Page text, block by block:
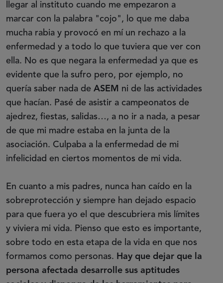
llegar al instituto cuando me empezaron a
marcar con la palabra "cojo", lo que me daba
mucha rabia y provocó en mí un rechazo a la
enfermedad y a todo lo que tuviera que ver con
ella. No es que negara la enfermedad ya que es
evidente que la sufro pero, por ejemplo, no
quería saber nada de ASEM ni de las actividades
que hacían. Pasé de asistir a campeonatos de
ajedrez, fiestas, salidas…, a no ir a nada, a pesar
de que mi madre estaba en la junta de la
asociación. Culpaba a la enfermedad de mi
infelicidad en ciertos momentos de mi vida.
En cuanto a mis padres, nunca han caído en la
sobreprotección y siempre han dejado espacio
para que fuera yo el que descubriera mis límites
y viviera mi vida. Pienso que esto es importante,
sobre todo en esta etapa de la vida en que nos
formamos como personas. Hay que dejar que la
persona afectada desarrolle sus aptitudes